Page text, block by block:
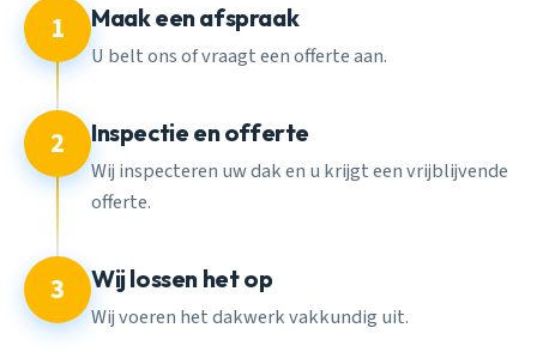
1 Maak een afspraak
U belt ons of vraagt een offerte aan.
2 Inspectie en offerte
Wij inspecteren uw dak en u krijgt een vrijblijvende
offerte.
3 Wij lossen het op
Wij voeren het dakwerk vakkundig uit.